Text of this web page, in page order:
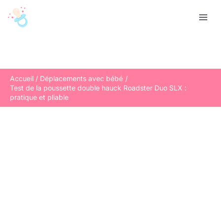
Accueil
Déplacements avec bébé
Test de la poussette double hauck Roadster Duo SLX :
pratique et pliable
e
r
c
h